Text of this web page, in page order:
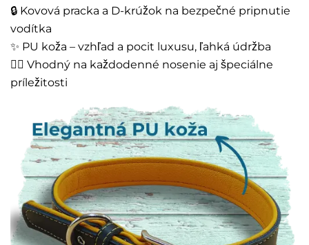
🔒 Kovová pracka a D-krúžok na bezpečné pripnutie
vodítka
✨ PU koža – vzhľad a pocit luxusu, ľahká údržba
🚶‍♂️ Vhodný na každodenné nosenie aj špeciálne
príležitosti